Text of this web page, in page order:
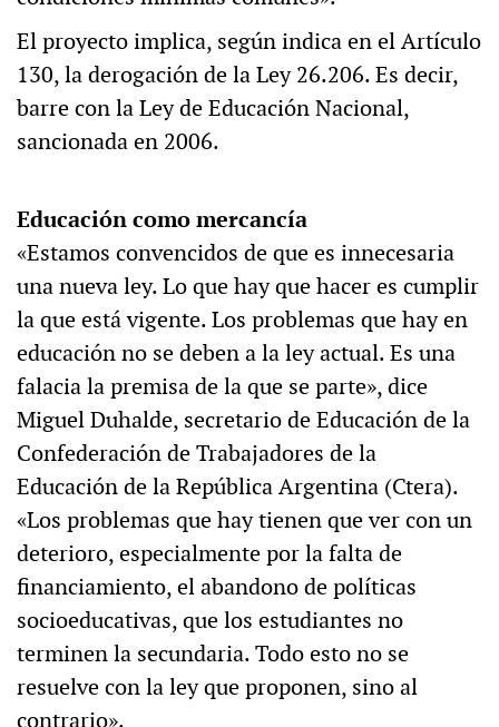
El proyecto implica, según indica en el Artículo
130, la derogación de la Ley 26.206. Es decir,
barre con la Ley de Educación Nacional,
sancionada en 2006.
Educación como mercancía
«Estamos convencidos de que es innecesaria
una nueva ley. Lo que hay que hacer es cumplir
la que está vigente. Los problemas que hay en
educación no se deben a la ley actual. Es una
falacia la premisa de la que se parte», dice
Miguel Duhalde, secretario de Educación de la
Confederación de Trabajadores de la
Educación de la República Argentina (Ctera).
«Los problemas que hay tienen que ver con un
deterioro, especialmente por la falta de
financiamiento, el abandono de políticas
socioeducativas, que los estudiantes no
terminen la secundaria. Todo esto no se
resuelve con la ley que proponen, sino al
contrario».